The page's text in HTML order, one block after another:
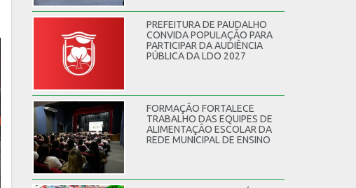
PREFEITURA DE PAUDALHO
CONVIDA POPULAÇÃO PARA
PARTICIPAR DA AUDIÊNCIA
PÚBLICA DA LDO 2027
FORMAÇÃO FORTALECE
TRABALHO DAS EQUIPES DE
ALIMENTAÇÃO ESCOLAR DA
REDE MUNICIPAL DE ENSINO